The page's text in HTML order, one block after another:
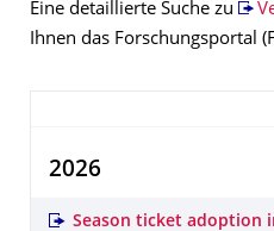
Eine detaillierte Suche zu
Ihnen das Forschungsportal
2026
Season ticket adoption